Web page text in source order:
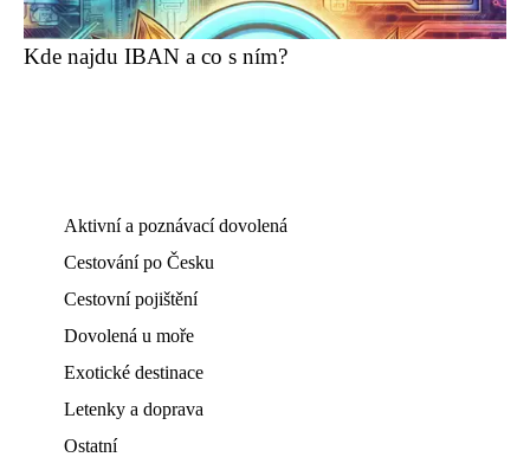
Kde najdu IBAN a co s ním?
Aktivní a poznávací dovolená
Cestování po Česku
Cestovní pojištění
Dovolená u moře
Exotické destinace
Letenky a doprava
Ostatní